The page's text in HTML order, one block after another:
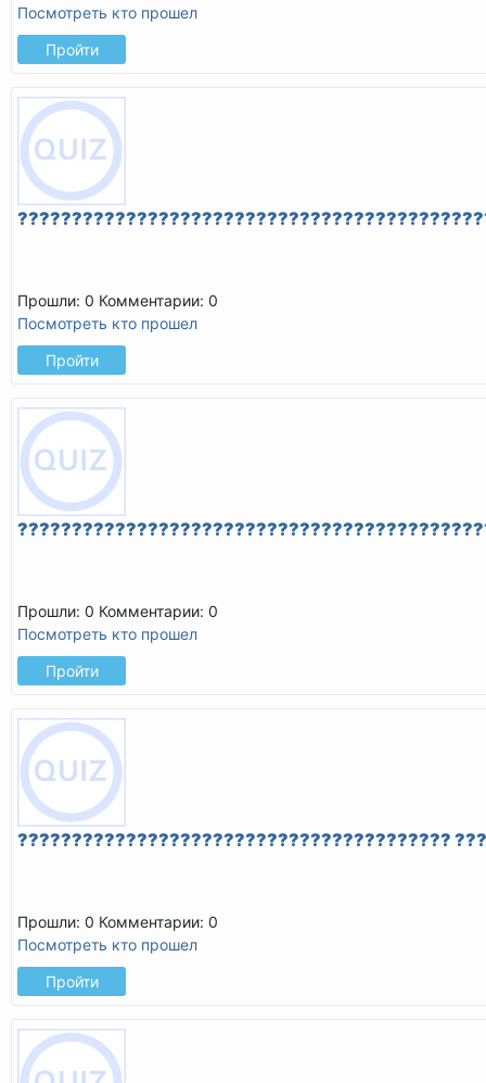
Посмотреть кто прошел
Пройти
Прошли: 0 Комментарии: 0
Посмотреть кто прошел
Пройти
Прошли: 0 Комментарии: 0
Посмотреть кто прошел
Пройти
????????????????????????????????????????
Прошли: 0 Комментарии: 0
Посмотреть кто прошел
Пройти